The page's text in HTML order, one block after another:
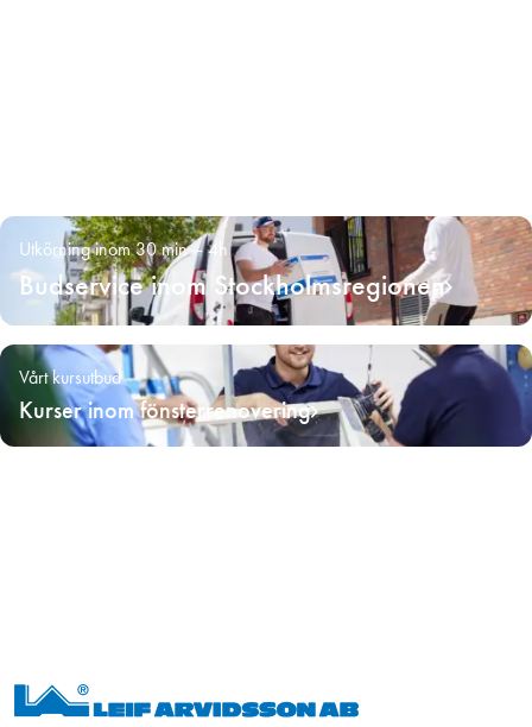
Utkörning inom 30 min – 4h
Budservice inom Stockholmsregionen
Vårt kursutbud
Kurser inom fönsterrenovering